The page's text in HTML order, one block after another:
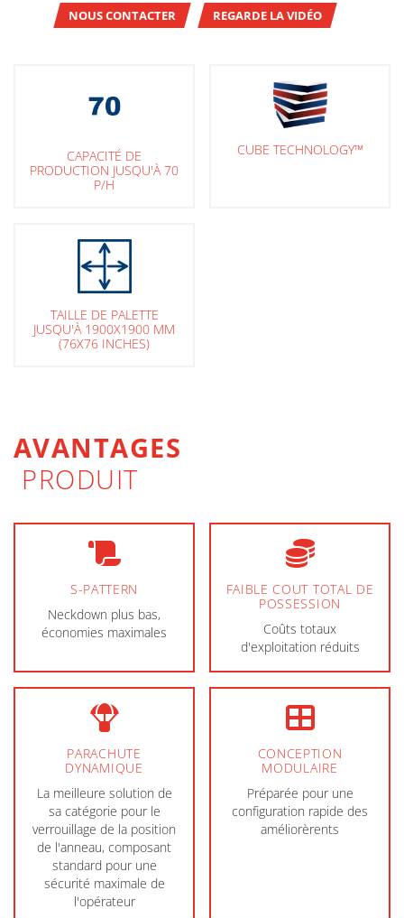
NOUS CONTACTER REGARDE LA VIDÉO
CAPACITÉ DE
PRODUCTION JUSQU'À 70
P/H
CUBE TECHNOLOGY™
TAILLE DE PALETTE
JUSQU'À 1900X1900 MM
(76X76 INCHES)
AVANTAGES
PRODUIT
S-PATTERN
Neckdown plus bas,
économies maximales
FAIBLE COUT TOTAL DE
POSSESSION
Coûts totaux
d'exploitation réduits
PARACHUTE
DYNAMIQUE
La meilleure solution de
sa catégorie pour le
verrouillage de la position
de l'anneau, composant
standard pour une
sécurité maximale de
l'opérateur
CONCEPTION
MODULAIRE
Préparée pour une
configuration rapide des
améliorèrents